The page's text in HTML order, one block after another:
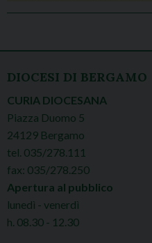
s
t
N
a
v
i
g
a
DIOCESI DI BERGAMO
CURIA DIOCESANA
Piazza Duomo 5
24129 Bergamo
tel. 035/278.111
fax: 035/278.250
Apertura al pubblico
lunedì - venerdì
h. 08.30 - 12.30